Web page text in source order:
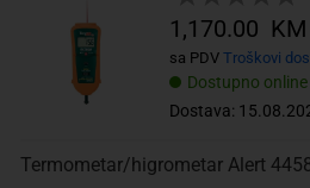
Dostupno
Dostava:
1,170.00 KM
sa PDV Troškovi
Termometar/higrometar Alert